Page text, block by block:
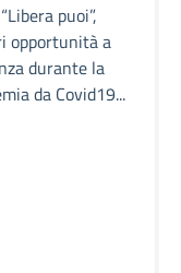
puoi”,
opportunità a
durante la
da Covid19...